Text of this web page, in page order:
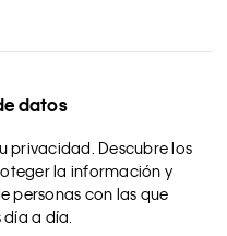
datos
privacidad. Descubre los
la información y
personas con las que
a día.